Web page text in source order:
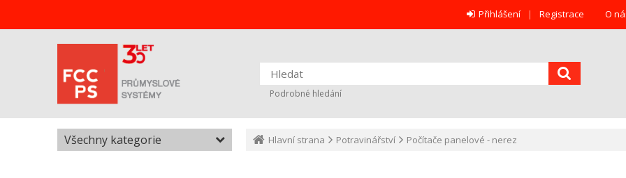
O
Přihlášení Registrace
Podrobné hledání
Všechny kategorie Hlavní strana Potravinářství Počítače panelové - nerez